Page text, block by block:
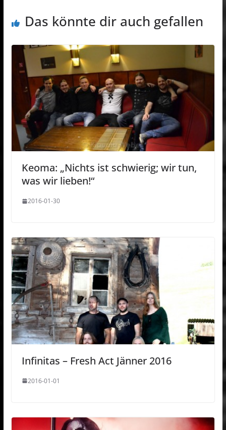
Das könnte dir auch gefallen
Keoma: „Nichts ist schwierig; wir tun,
was wir lieben!“
2016-01-30
Infinitas – Fresh Act Jänner 2016
2016-01-01